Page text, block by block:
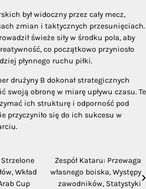
był widoczny przez cały mecz,
zmian i taktycznych przesunięciach.
świeże siły w środku pola, aby
co początkowo przyniosło
płynnego ruchu piłki.
drużyny B dokonał strategicznych
swoją obronę w miarę upływu czasu. Te
ich strukturę i odporność pod
przyczyniło się do ich sukcesu w
Wkład
Cup
Zespół Kataru: Przewaga
własnego boiska, Występy
zawodników, Statystyki